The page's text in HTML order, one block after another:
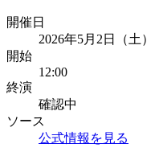
開催日
2026年5月2日（土）
開始
12:00
終演
確認中
ソース
公式情報を見る